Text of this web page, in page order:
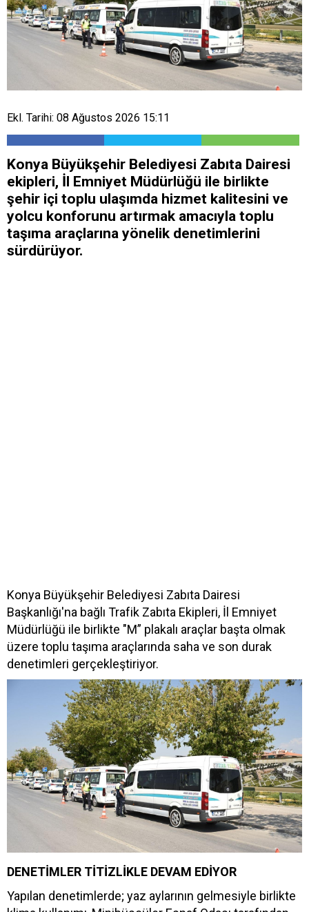
Ekl. Tarihi: 08 Ağustos 2026 15:11
Konya Büyükşehir Belediyesi Zabıta Dairesi
ekipleri, İl Emniyet Müdürlüğü ile birlikte
şehir içi toplu ulaşımda hizmet kalitesini ve
yolcu konforunu artırmak amacıyla toplu
taşıma araçlarına yönelik denetimlerini
sürdürüyor.
Konya Büyükşehir Belediyesi Zabıta Dairesi
Başkanlığı'na bağlı Trafik Zabıta Ekipleri, İl Emniyet
Müdürlüğü ile birlikte "M” plakalı araçlar başta olmak
üzere toplu taşıma araçlarında saha ve son durak
denetimleri gerçekleştiriyor.
DENETİMLER TİTİZLİKLE DEVAM EDİYOR
Yapılan denetimlerde; yaz aylarının gelmesiyle birlikte